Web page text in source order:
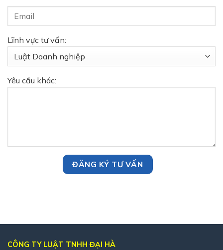
Lĩnh vực tư vấn:
Yêu cầu khác:
CÔNG TY LUẬT TNHH ĐẠI HÀ